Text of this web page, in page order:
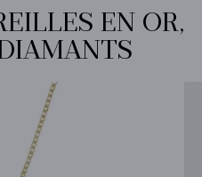
EN OR,